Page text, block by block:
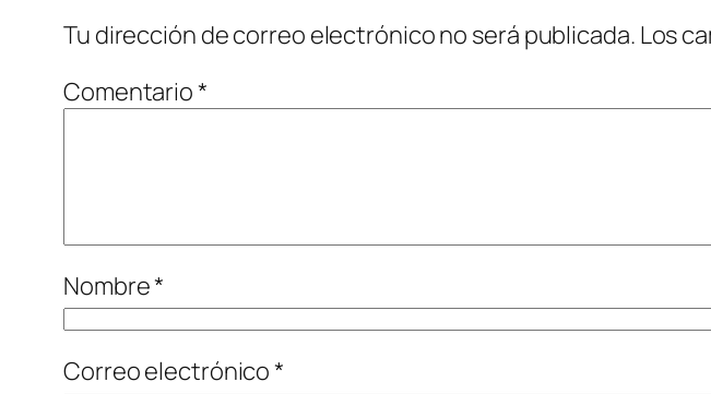
Tu dirección de correo electrónico no será publicada. Los
Comentario*
Nombre*
Correo electrónico*